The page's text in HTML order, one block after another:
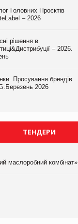
Головних Проєктів
– 2026
рішення в
– 2026.
Просування брендів
2026
ТЕНДЕРИ
маслоробний комбінат»